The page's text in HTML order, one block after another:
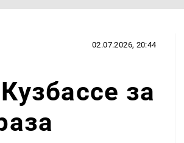
02.07.2026, 20:44
за